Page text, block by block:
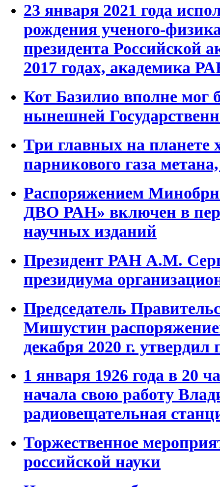
23 января 2021 года
рождения ученого-
президента Российской
2017 годах, академика
Кот Базилио вполне мог
нынешней
Три главных на планете
парникового газа
Распоряжением
ДВО РАН» включен в
научных изданий
Президент РАН А.М.
президиума
Председатель
Мишустин
декабря 2020 г.
1 января 1926 года в 20
начала свою работу
радиовещательная
Торжественное
российской науки